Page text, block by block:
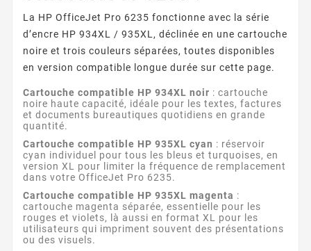
La HP OfficeJet Pro 6235 fonctionne avec la série
d’encre HP 934XL / 935XL, déclinée en une cartouche
noire et trois couleurs séparées, toutes disponibles
en version compatible longue durée sur cette page.
Cartouche compatible HP 934XL noir : cartouche
noire haute capacité, idéale pour les textes, factures
et documents bureautiques quotidiens en grande
quantité.
Cartouche compatible HP 935XL cyan : réservoir
cyan individuel pour tous les bleus et turquoises, en
version XL pour limiter la fréquence de remplacement
dans votre OfficeJet Pro 6235.
Cartouche compatible HP 935XL magenta :
cartouche magenta séparée, essentielle pour les
rouges et violets, là aussi en format XL pour les
utilisateurs qui impriment souvent des présentations
ou des visuels.